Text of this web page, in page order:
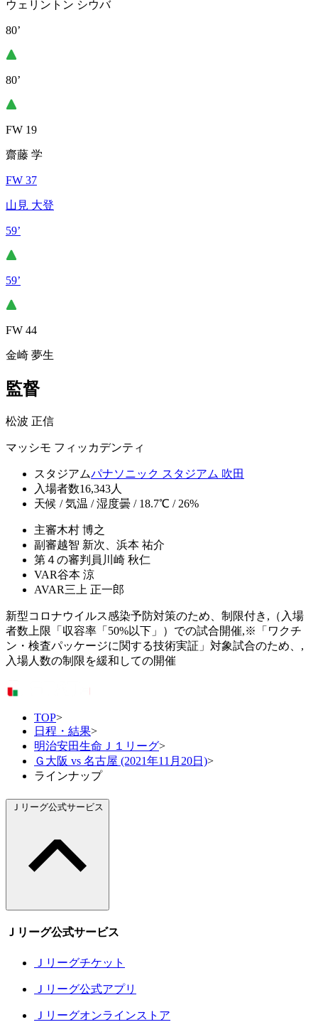
ウェリントン シウバ
80’
80’
FW 19
齋藤 学
FW 37
山見 大登
59’
59’
FW 44
金崎 夢生
監督
松波 正信
マッシモ フィッカデンティ
スタジアムパナソニック スタジアム 吹田
入場者数16,343人
天候 / 気温 / 湿度曇 / 18.7℃ / 26%
主審木村 博之
副審越智 新次、浜本 祐介
第４の審判員 川崎 秋仁
VAR谷本 涼
AVAR三上 正一郎
新型コロナウイルス感染予防対策のため、制限付き,（入場
者数上限「収容率「50%以下」）での試合開催,※「ワクチ
ン・検査パッケージに関する技術実証」対象試合のため、,
入場人数の制限を緩和しての開催
TOP>
日程・結果>
明治安田生命Ｊ１リーグ>
Ｇ大阪 vs 名古屋 (2021年11月20日)>
ラインナップ
Ｊリーグ公式サービス
Ｊリーグ公式サービス
Ｊリーグチケット
Ｊリーグ公式アプリ
Ｊリーグオンラインストア